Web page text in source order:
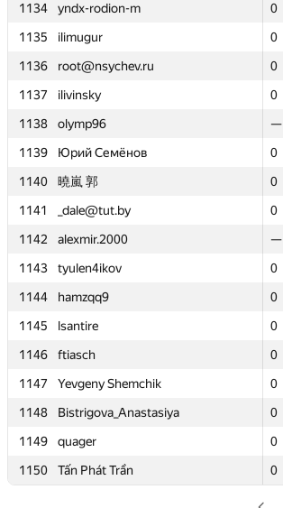
1134
yndx-rodion-m 0
1135
ilimugur 0
1136
root@nsychev.ru 0
1137
ilivinsky 0
1138
olymp96 —
1139
Юрий Семёнов 0
1140
曉嵐 郭 0
1141
_dale@tut.by 0
1142
alexmir.2000 —
1143
tyulen4ikov 0
1144
hamzqq9 0
1145
lsantire 0
1146
ftiasch 0
1147
Yevgeny Shemchik 0
1148
Bistrigova_Anastasiya 0
1149
quager 0
1150
Tấn Phát Trần 0
1134
yndx-rodion-m 0
1135
ilimugur 0
1136
root@nsychev.ru 0
1137
ilivinsky 0
1138
olymp96 —
1139
Юрий Семёнов 0
1140
曉嵐 郭 0
1141
_dale@tut.by 0
1142
alexmir.2000 —
1143
tyulen4ikov 0
1144
hamzqq9 0
1145
lsantire 0
1146
ftiasch 0
1147
Yevgeny Shemchik 0
1148
Bistrigova_Anastasiya 0
1149
quager 0
1150
Tấn Phát Trần 0